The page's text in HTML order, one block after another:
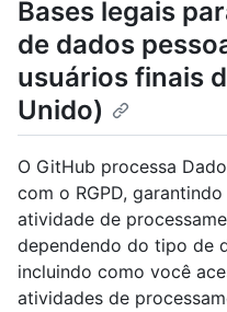
Bases legais
de dados
usuários finais
Unido)
O GitHub processa
com o RGPD,
atividade de
dependendo do tipo de
incluindo como você
atividades de